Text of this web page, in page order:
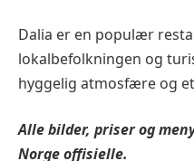
Dalia er en populær
lokalbefolkningen og
hyggelig atmosfære og
Alle bilder, priser og
Norge offisielle.